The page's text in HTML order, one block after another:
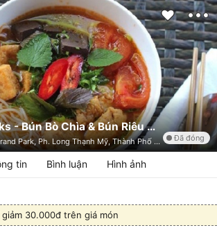
Chill Food & Drinks - Bún Bò Chìa & Bún Riêu Giò
S2.0101S09, Vinhome Grand Park, Ph. Long Thạnh Mỹ, Thành Phố Thủ Đức, TP. HCM Đã đóng
tin Bình luận Hình ảnh
giảm 30.000đ trên giá món